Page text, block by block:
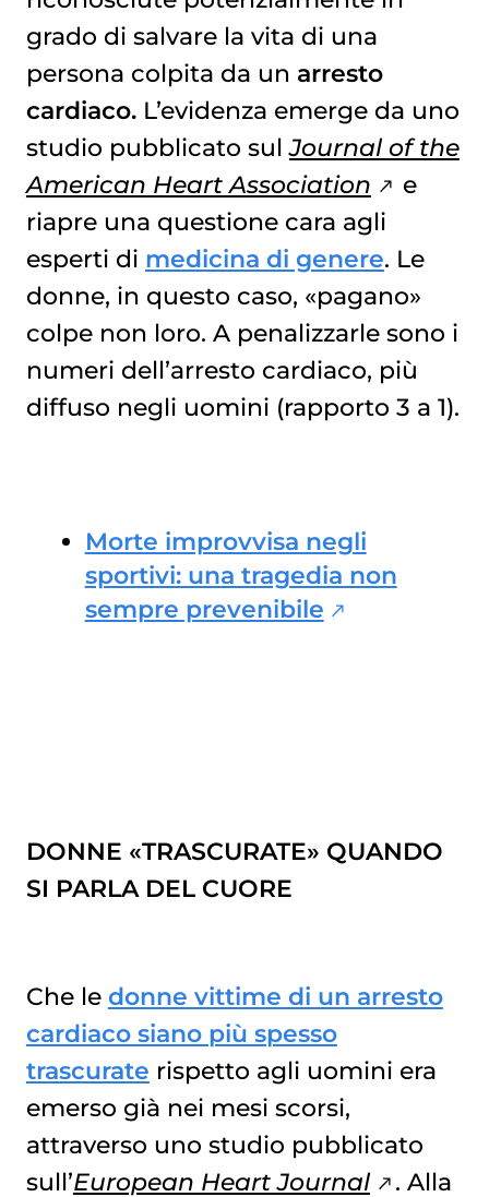
grado di salvare la vita di una
persona colpita da un arresto
cardiaco. L’evidenza emerge da uno
studio pubblicato sulJournal of the
American Heart Association
e
riapre una questione cara agli
esperti di medicina di genere. Le
donne, in questo caso, «pagano»
colpe non loro. A penalizzarle sono i
numeri dell’arresto cardiaco, più
diffuso negli uomini (rapporto 3 a 1).
Morte improvvisa negli
sportivi: una tragedia non
sempre prevenibile
DONNE «TRASCURATE» QUANDO
SI PARLA DEL CUORE
Che le donne vittime di un arresto
cardiaco siano più spesso
trascurate rispetto agli uomini era
emerso già nei mesi scorsi,
attraverso uno studio pubblicato
sull’European Heart Journal
. Alla